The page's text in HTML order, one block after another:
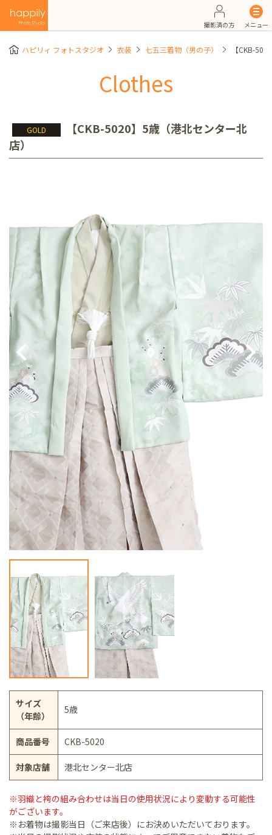
撮影済の方 メニュー
ハピリィ フォトスタジオ 衣装 七五三着物（男の子） 【CKB-
Clothes
GOLD
【CKB-5020】5歳（港北センター北
店）
サイズ
（年齢）
5歳
商品番号 CKB-5020
対象店舗 港北センター北店
※羽織と袴の組み合わせは当日の使用状況により変動する可能性
がございます。
※お着物は撮影当日（ご来店後）にお決めいただいております。